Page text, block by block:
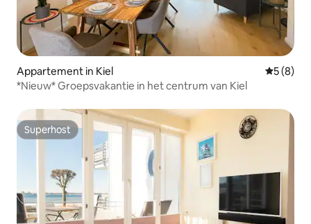
Appartement in Kiel
5 (8)
*Nieuw* Groepsvakantie in het centrum van Kiel
Superhost
Superhost